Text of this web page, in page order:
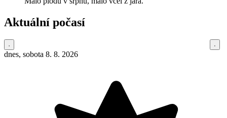
Aktuální počasí
dnes, sobota 8. 8. 2026